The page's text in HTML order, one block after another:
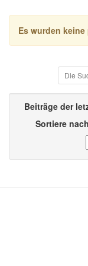
Es wurden
Die
Beiträge der
Sortiere nach